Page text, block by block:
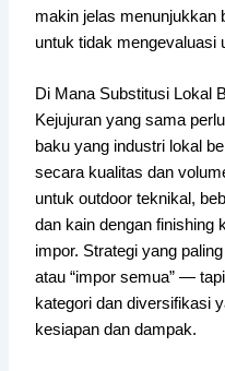
makin jelas menunjukkan
untuk tidak mengevaluasi
Di Mana Substitusi Lokal
Kejujuran yang sama
baku yang industri lokal
secara kualitas dan
untuk outdoor teknikal,
dan kain dengan finishing
impor. Strategi yang
atau “impor semua” —
kategori dan diversifikasi
kesiapan dan dampak.